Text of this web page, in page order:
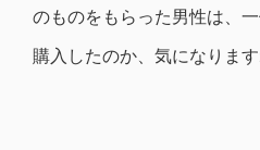
のものをもらった男性は、
購入したのか、気になります